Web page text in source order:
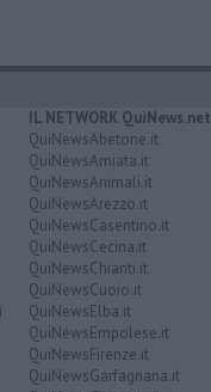
IL NETWORK QuiNews.net
QuiNewsAbetone.it
QuiNewsAmiata.it
QuiNewsAnimali.it
QuiNewsArezzo.it
QuiNewsCasentino.it
QuiNewsCecina.it
QuiNewsChianti.it
QuiNewsCuoio.it
QuiNewsElba.it
QuiNewsEmpolese.it
QuiNewsFirenze.it
QuiNewsGarfagnana.it